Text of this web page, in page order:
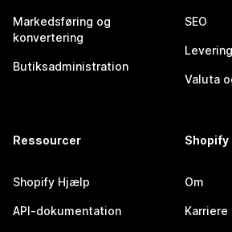
Markedsføring og
konvertering
Butiksadministration
SEO
Levering
Valuta
Ressourcer
Shopify Hjælp
API-dokumentation
Shopify
Om
Karriere